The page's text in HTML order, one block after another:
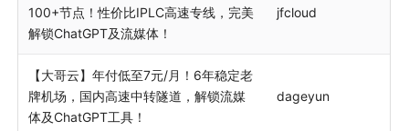
100+节点！性价比IPLC高速专线，完美
解锁ChatGPT及流媒体！
jfcloud
【大哥云】年付低至7元/月！6年稳定老
牌机场，国内高速中转隧道，解锁流媒
体及ChatGPT工具！
dageyun